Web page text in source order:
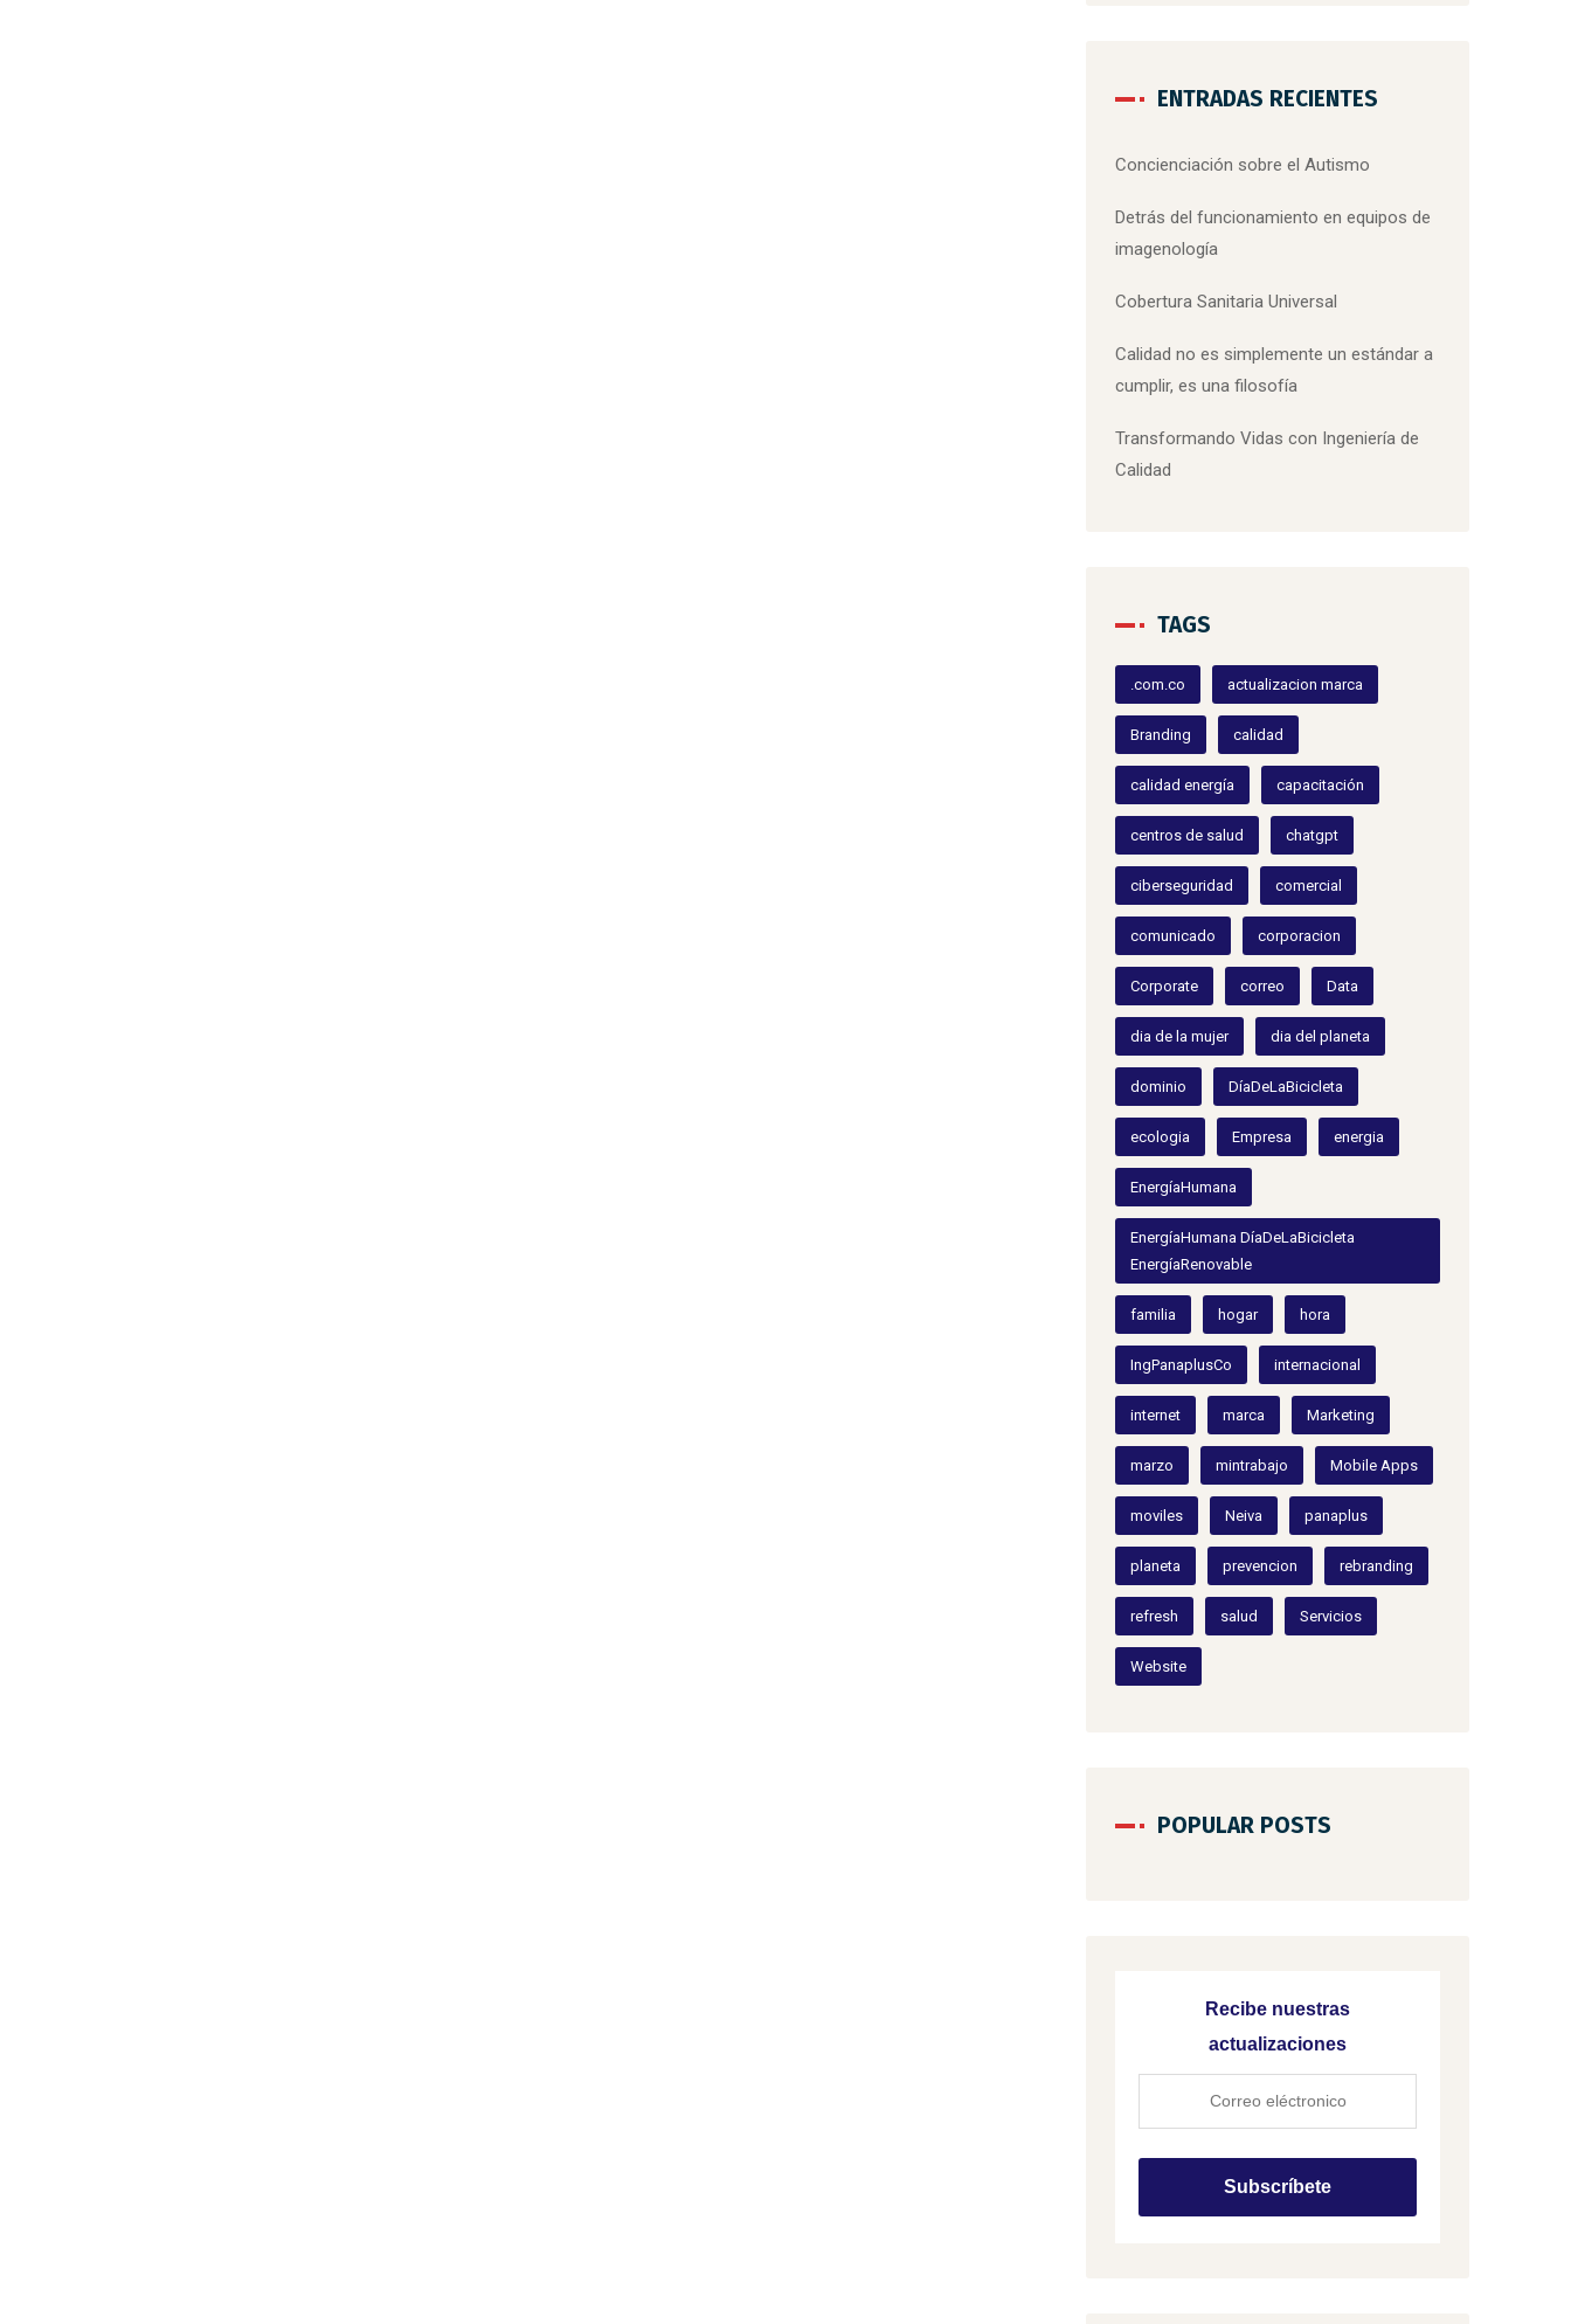
ENTRADAS RECIENTES
Concienciación sobre el Autismo
Detrás del funcionamiento en equipos de
imagenología
Cobertura Sanitaria Universal
Calidad no es simplemente un estándar a
cumplir, es una filosofía
Transformando Vidas con Ingeniería de
Calidad
TAGS
.com.co actualizacion marca
Branding calidad
calidad energía capacitación
centros de salud chatgpt
ciberseguridad comercial
comunicado corporacion
Corporate correo Data
dia de la mujer dia del planeta
dominio DíaDeLaBicicleta
ecologia Empresa energia
EnergíaHumana
EnergíaHumana DíaDeLaBicicleta
EnergíaRenovable
familia hogar hora
IngPanaplusCo internacional
internet marca Marketing
marzo mintrabajo Mobile Apps
moviles Neiva panaplus
planeta prevencion rebranding
refresh salud Servicios
Website
POPULAR POSTS
Recibe nuestras
actualizaciones